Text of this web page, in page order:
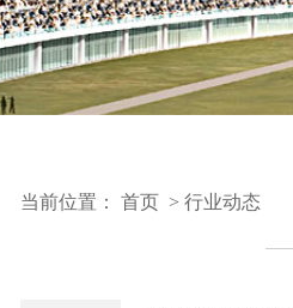
当前位置： 首页 > 行业动态